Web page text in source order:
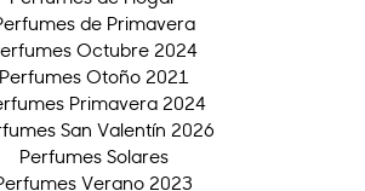
de Primavera
Octubre 2024
Perfumes Otoño 2021
Primavera 2024
San Valentín 2026
Perfumes Solares
Verano 2023